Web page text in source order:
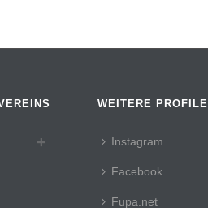
WEITERE PROFILE
Instagram
Facebook
Fupa.net